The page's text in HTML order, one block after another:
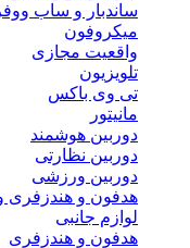
ساندبار و ساب ووفر
میکروفون
واقعیت مجازی
تلویزیون
تی وی باکس
مانیتور
دوربین هوشمند
دوربین نظارتی
دوربین ورزشی
هدفون و هندزفری
لوازم جانبی
هدفون و هندزفری